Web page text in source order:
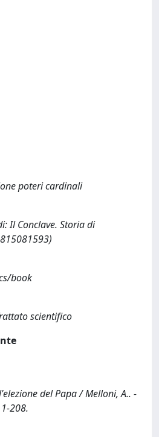
poteri cardinali
Il Conclave. Storia di
book
scientifico
del Papa / Melloni, A.. -
208.